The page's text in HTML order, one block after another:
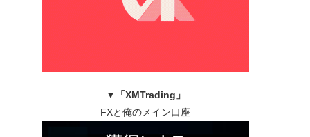
▼
「XMTrading」
FXと俺のメイン口座